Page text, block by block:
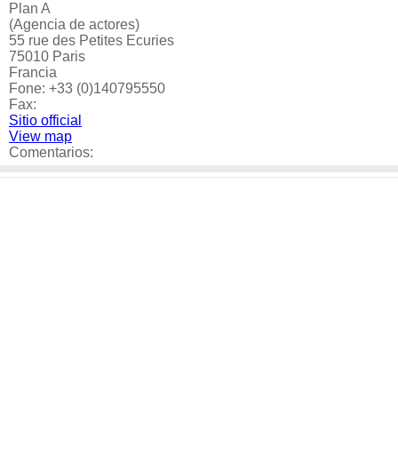
Plan A
(Agencia de actores)
55 rue des Petites Ecuries
75010 Paris
Francia
Fone: +33 (0)140795550
Fax:
Sitio official
View map
Comentarios: